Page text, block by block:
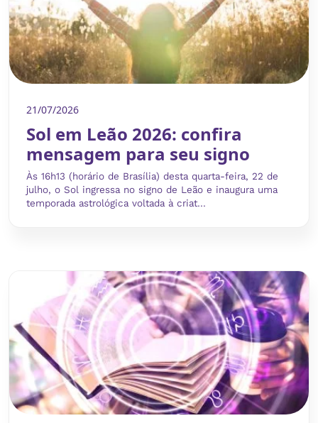
21/07/2026
Sol em Leão 2026: confira
mensagem para seu signo
Às 16h13 (horário de Brasília) desta quarta-feira, 22 de
julho, o Sol ingressa no signo de Leão e inaugura uma
temporada astrológica voltada à criat...